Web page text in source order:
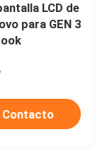
LCD de
para GEN 3
Contacto